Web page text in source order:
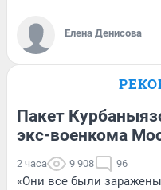
Елена Денисова
Пакет
экс-военкома
2 часа 9 908 96
«Они все были